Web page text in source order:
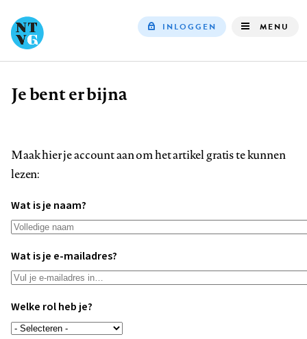
INLOGGEN MENU
Kruimelpad
Je bent er bijna
Maak hier je account aan om het artikel gratis te kunnen
lezen:
Wat is je naam?
Wat is je e-mailadres?
Welke rol heb je?